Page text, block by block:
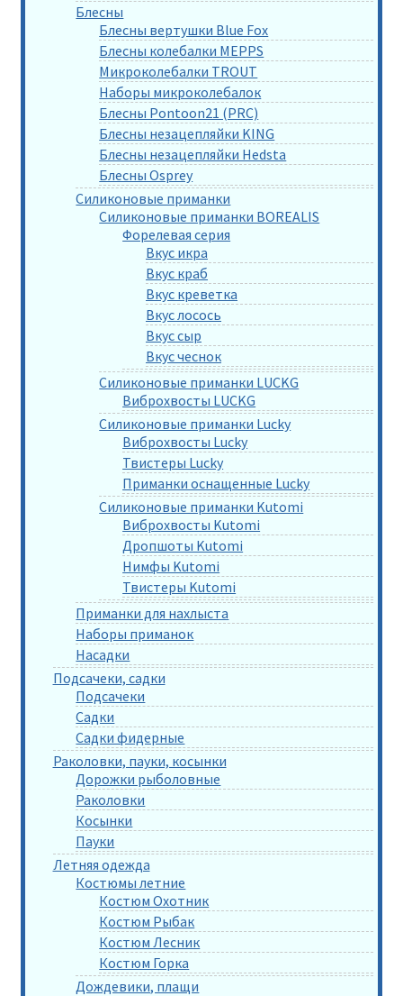
Блесны
Блесны вертушки Blue Fox
Блесны колебалки MEPPS
Микроколебалки TROUT
Наборы микроколебалок
Блесны Pontoon21 (PRC)
Блесны незацепляйки KING
Блесны незацепляйки Hedsta
Блесны Osprey
Силиконовые приманки
Силиконовые приманки BOREALIS
Форелевая серия
Вкус икра
Вкус краб
Вкус креветка
Вкус лосось
Вкус сыр
Вкус чеснок
Силиконовые приманки LUCKG
Виброхвосты LUCKG
Силиконовые приманки Lucky
Виброхвосты Lucky
Твистеры Lucky
Приманки оснащенные Lucky
Силиконовые приманки Kutomi
Виброхвосты Kutomi
Дропшоты Kutomi
Нимфы Kutomi
Твистеры Kutomi
Приманки для нахлыста
Наборы приманок
Насадки
Подсачеки, садки
Подсачеки
Садки
Садки фидерные
Раколовки, пауки, косынки
Дорожки рыболовные
Раколовки
Косынки
Пауки
Летняя одежда
Костюмы летние
Костюм Охотник
Костюм Рыбак
Костюм Лесник
Костюм Горка
Дождевики, плащи